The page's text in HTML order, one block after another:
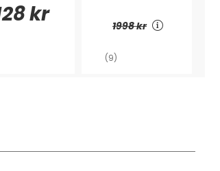
kr 1998 kr
(9)